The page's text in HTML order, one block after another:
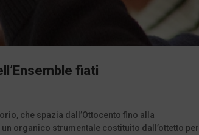
fiati
che spazia dall’Ottocento fino alla
organico strumentale costituito dall’ottetto per